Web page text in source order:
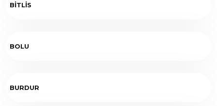
BİTLİS
BOLU
BURDUR